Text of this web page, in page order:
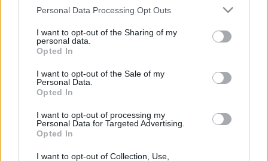
Please note that this website/app uses one or more Google
not limited to your visit or usage behaviour. You may click to
grant or deny consent to Google and its third-party tags to
use your data for below specified purposes in below Google
consent section.
Personal Data Processing Opt Outs
I want to opt-out of the Sharing of my
personal data.
Opted In
I want to opt-out of the Sale of my
Personal Data.
Opted In
I want to opt-out of processing my
Personal Data for Targeted Advertising.
Opted In
I want to opt-out of Collection, Use,
tárják fel a gyűjtemények mélyén rejlő kincseket.
felbukkanó…